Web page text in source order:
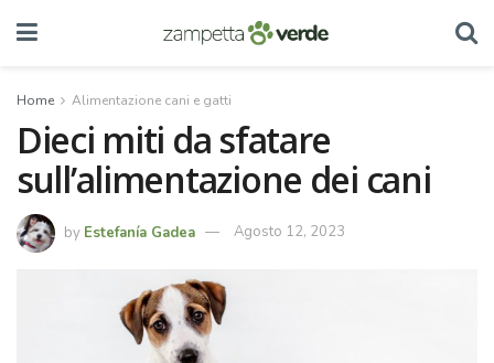
Home Alimentazione cani e gatti
Dieci miti da sfatare
sull’alimentazione dei cani
by Estefanía Gadea Agosto 12, 2023